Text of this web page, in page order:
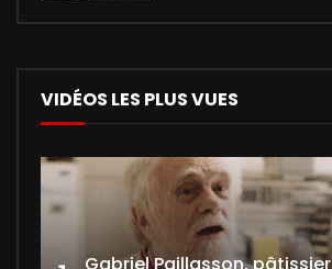
VIDÉOS LES PLUS VUES
Gabriel Paillasson,